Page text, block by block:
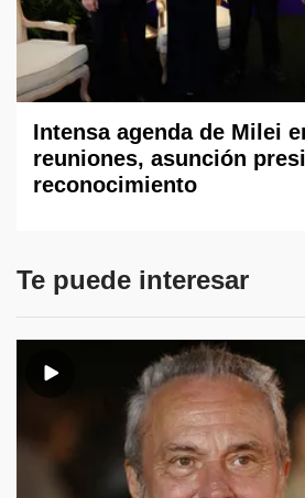
Intensa agenda de Milei
reuniones, asunción
reconocimiento
Te puede interesar